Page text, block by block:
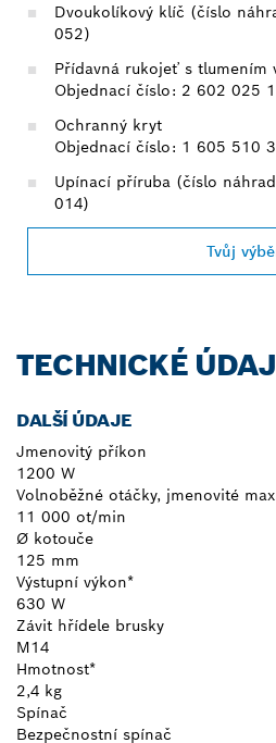
Dvoukolíkový klíč (číslo
052)
Přídavná rukojeť s tlumením
Objednací číslo: 2 602 025
Ochranný kryt
Objednací číslo: 1 605 510
Upínací příruba (číslo
014)
Tvůj
TECHNICKÉ
DALŠÍ ÚDAJE
Jmenovitý příkon
1200 W
Volnoběžné otáčky, jmenovité
11 000 ot/min
Ø kotouče
125 mm
Výstupní výkon*
630 W
Závit hřídele brusky
M14
Hmotnost*
2,4 kg
Spínač
Bezpečnostní spínač